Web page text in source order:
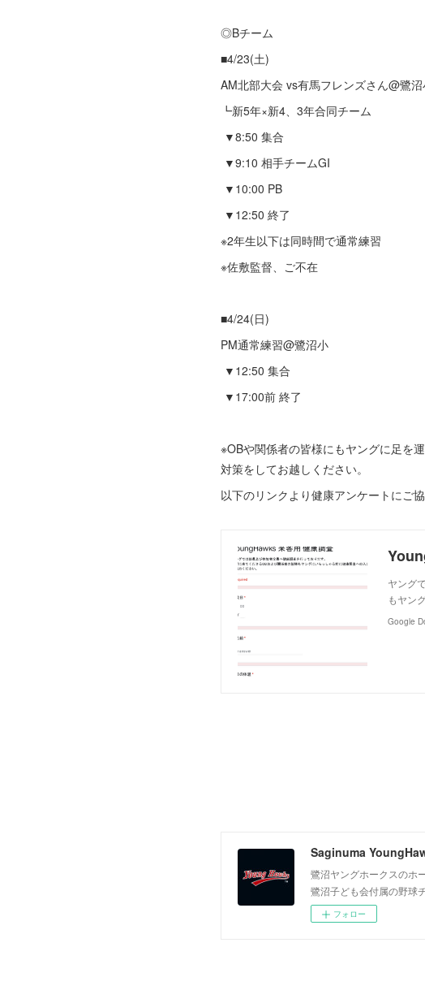
◎Bチーム
■4/23(土)
AM北部大会 vs有馬フレンズさん@鷺
┗新5年×新4、3年合同チーム
▼8:50 集合
▼9:10 相手チームGI
▼10:00 PB
▼12:50 終了
※2年生以下は同時間で通常練習
※佐敷監督、ご不在
■4/24(日)
PM通常練習@鷺沼小
▼12:50 集合
▼17:00前 終了
※OBや関係者の皆様にもヤングに足を
対策をしてお越しください。
以下のリンクより健康アンケートにご
ヤング
もヤン
Google
Saginuma
鷺沼ヤングホークスのホ
鷺沼子ども会付属の野球
フォロー